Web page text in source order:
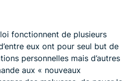
fonctionnent de plusieurs
eux ont pour seul but de
personnelles mais d’autres
aux « nouveaux